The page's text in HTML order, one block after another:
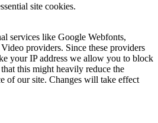
site cookies.
services like Google Webfonts,
providers. Since these providers
your IP address we allow you to block
this might heavily reduce the
of our site. Changes will take effect